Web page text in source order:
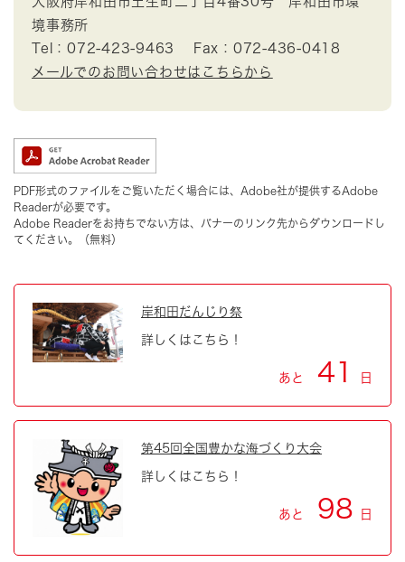
境事務所
Tel：072-423-9463
Fax：072-436-0418
メールでのお問い合わせはこちらから
PDF形式のファイルをご覧いただく場合には、Adobe社が提供するAdobe
Readerが必要です。
Adobe Readerをお持ちでない方は、バナーのリンク先からダウンロードし
てください。（無料）
岸和田だんじり祭
詳しくはこちら！
あと 41 日
第45回全国豊かな海づくり大会
詳しくはこちら！
あと 98 日